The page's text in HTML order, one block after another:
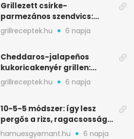
Grillezett csirke-
parmezános szendvics:
ropogós csirke, olvadó sajt
grillreceptek.hu 6 napja
Cheddaros-jalapeños
kukoricakenyér grillen:
ropogós alj, puha belső
grillreceptek.hu 6 napja
10-5-5 módszer: így lesz
pergős a rizs, ragacsosság
nélkül
hamuesgyemant.hu 6 napja